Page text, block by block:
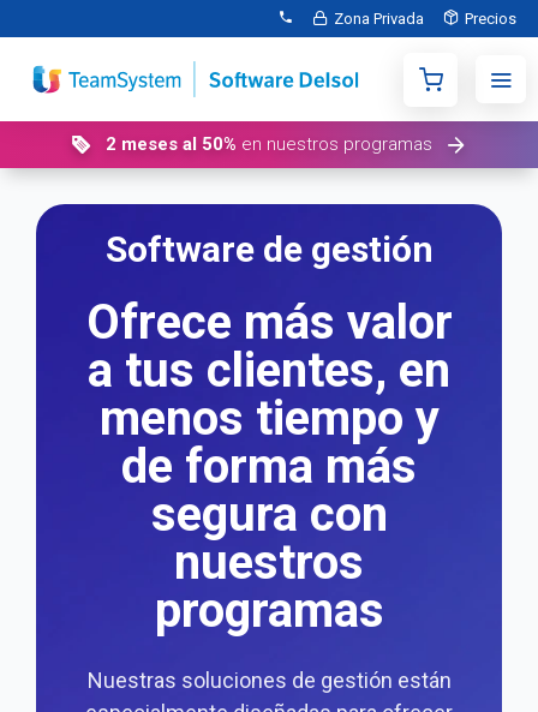
Zona Privada Precios
2 meses al 50% en nuestros programas
Software de gestión
Ofrece más valor
a tus clientes, en
menos tiempo y
de forma más
segura con
nuestros
programas
Nuestras soluciones de gestión están